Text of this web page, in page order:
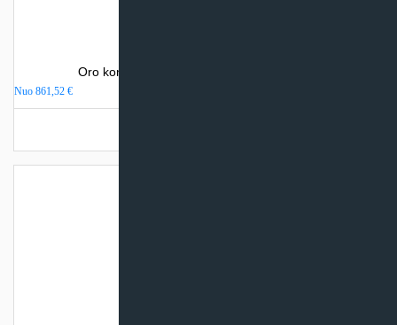
Oro kondicionierius Electrolux AVALANCHE
Nuo 861,52 €